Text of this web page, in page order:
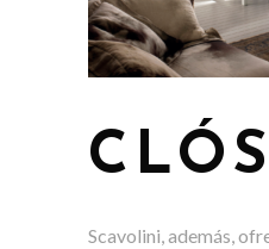
Scavolini, además,